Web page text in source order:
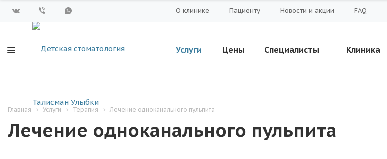
О клинике Пациенту Новости и акции FAQ
Услуги Цены Специалисты Клиника
Главная Услуги Терапия Лечение одноканального пульпита
Лечение одноканального пульпита